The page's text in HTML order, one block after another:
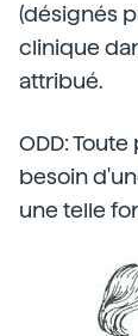
(désignés
clinique
attribué.
ODD:
besoin
une telle